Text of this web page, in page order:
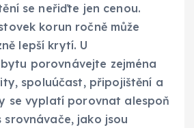
se neřiďte jen cenou.
korun ročně může
lepší krytí. U
porovnávejte zejména
spoluúčast, připojištění a
se vyplatí porovnat alespoň
jako jsou